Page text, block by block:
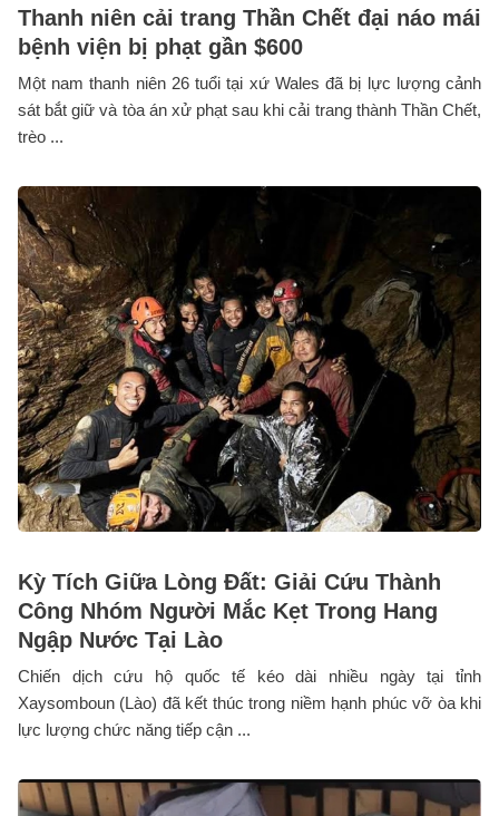
Thanh niên cải trang Thần Chết đại náo mái
bệnh viện bị phạt gần $600
Một nam thanh niên 26 tuổi tại xứ Wales đã bị lực lượng cảnh
sát bắt giữ và tòa án xử phạt sau khi cải trang thành Thần Chết,
trèo ...
Kỳ Tích Giữa Lòng Đất: Giải Cứu Thành
Công Nhóm Người Mắc Kẹt Trong Hang
Ngập Nước Tại Lào
Chiến dịch cứu hộ quốc tế kéo dài nhiều ngày tại tỉnh
Xaysomboun (Lào) đã kết thúc trong niềm hạnh phúc vỡ òa khi
lực lượng chức năng tiếp cận ...